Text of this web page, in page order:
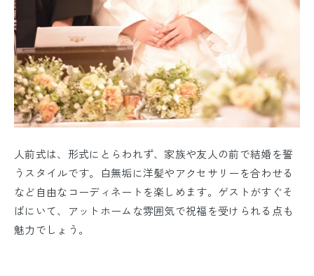
人前式は、形式にとらわれず、家族や友人の前で結婚を誓
うスタイルです。白無垢に洋髪やアクセサリーを合わせる
など自由なコーディネートを楽しめます。ゲストがすぐそ
ばにいて、アットホームな雰囲気で祝福を受けられる点も
魅力でしょう。